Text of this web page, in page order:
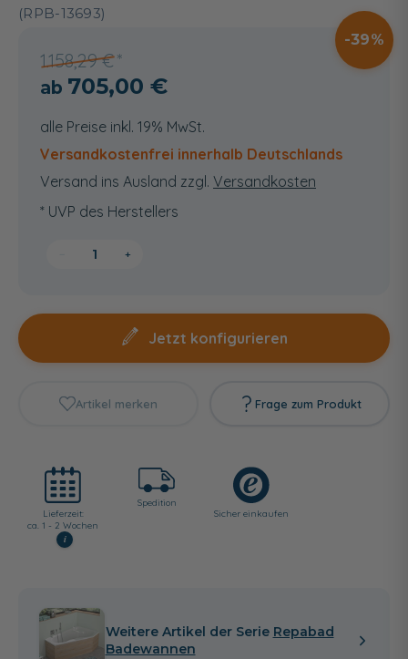
(RPB-13693)
1.158,29 €
39
705,00 €
alle Preise inkl. 19% MwSt.
Versandkostenfrei innerhalb Deutschlands
Versand ins Ausland zzgl. Versandkosten
* UVP des Herstellers
+
Jetzt konfigurieren
Artikel merken Frage zum Produkt
Lieferzeit:
ca. 1 - 2 Wochen
i
Spedition
Sicher einkaufen
Weitere Artikel der Serie Repabad
Badewannen